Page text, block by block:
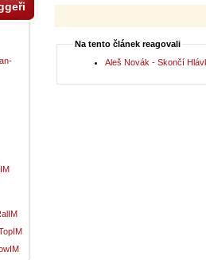
Na tento článek reagovali
Aleš Novák - Skončí